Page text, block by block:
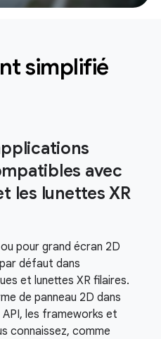
simplifié
avec
les lunettes XR
pour grand écran 2D
défaut dans
et lunettes XR filaires.
de panneau 2D dans
API, les frameworks et
connaissez, comme